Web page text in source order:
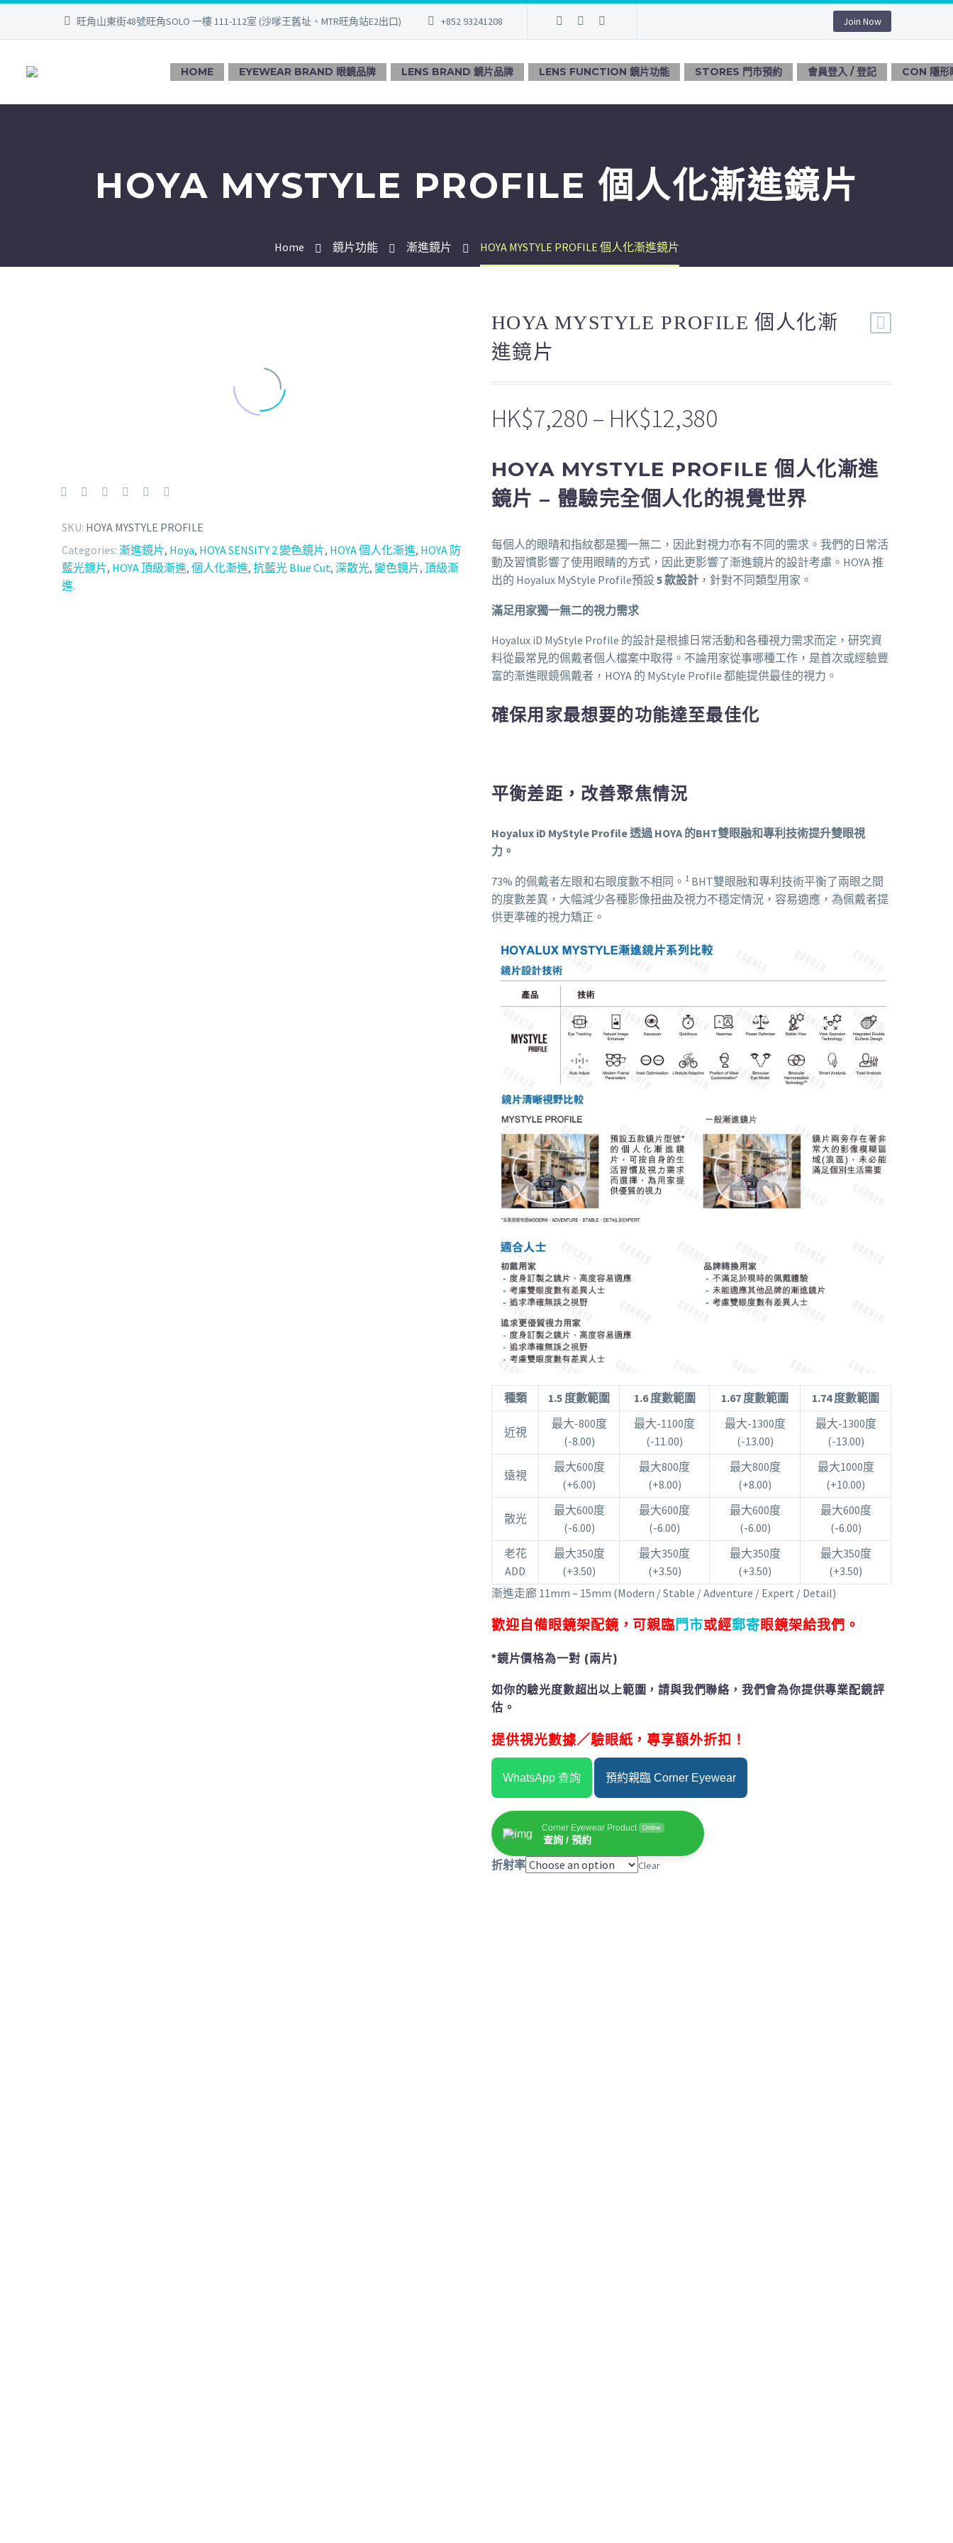
旺角山東街48號旺角SOLO 一樓 111-112室 (沙嗲王舊址、MTR旺角站E2出口) +852 93241208 Join Now
HOME EYEWEAR BRAND 眼鏡品牌 LENS BRAND 鏡片品牌 LENS FUNCTION 鏡片功能 STORES 門市預約 會員登入 / 登記 CON 隱形
HOYA MYSTYLE PROFILE 個人化漸進鏡片
Home 鏡片功能 漸進鏡片 HOYA MYSTYLE PROFILE 個人化漸進鏡片
SKU: HOYA MYSTYLE PROFILE
Categories: 漸進鏡片, Hoya, HOYA SENSITY 2 變色鏡片, HOYA 個人化漸進, HOYA 防
藍光鏡片, HOYA 頂級漸進, 個人化漸進, 抗藍光 Blue Cut, 深散光, 變色鏡片, 頂級漸
進.
HOYA MYSTYLE PROFILE 個人化漸
進鏡片
HK$7,280 – HK$12,380
HOYA MYSTYLE PROFILE 個人化漸進
鏡片 – 體驗完全個人化的視覺世界
每個人的眼晴和指紋都是獨一無二，因此對視力亦有不同的需求。我們的日常活
動及習慣影響了使用眼睛的方式，因此更影響了漸進鏡片的設計考慮。HOYA 推
出的 Hoyalux MyStyle Profile預設 5 款設計 ，針對不同類型用家。
滿足用家獨一無二的視力需求
Hoyalux iD MyStyle Profile 的設計是根據日常活動和各種視力需求而定，研究資
料從最常見的佩戴者個人檔案中取得。不論用家從事哪種工作，是首次或經驗豐
富的漸進眼鏡佩戴者，HOYA 的 MyStyle Profile 都能提供最佳的視力。
確保用家最想要的功能達至最佳化
平衡差距，改善聚焦情況
Hoyalux iD MyStyle Profile 透過 HOYA 的BHT雙眼融和專利技術提升雙眼視
力。
73% 的佩戴者左眼和右眼度數不相同。 1 BHT雙眼融和專利技術平衡了兩眼之間
的度數差異，大幅減少各種影像扭曲及視力不穩定情況，容易適應，為佩戴者提
供更準確的視力矯正。
種類 1.5 度數範圍 1.6 度數範圍 1.67 度數範圍 1.74 度數範圍
近視
最大-800度
(-8.00)
最大-1100度
(-11.00)
最大-1300度
(-13.00)
最大-1300度
(-13.00)
遠視
最大600度
(+6.00)
最大800度
(+8.00)
最大800度
(+8.00)
最大1000度
(+10.00)
散光
最大600度
(-6.00)
最大600度
(-6.00)
最大600度
(-6.00)
最大600度
(-6.00)
老花
ADD
最大350度
(+3.50)
最大350度
(+3.50)
最大350度
(+3.50)
最大350度
(+3.50)
漸進走廊 11mm – 15mm (Modern / Stable / Adventure / Expert / Detail)
歡迎自備眼鏡架配鏡，可親臨 門市或經郵寄眼鏡架給我們。
*鏡片價格為一對 (兩片)
如你的驗光度數超出以上範圍，請與我們聯絡，我們會為你提供專業配鏡評
估。
提供視光數據／驗眼紙，專享額外折扣！
WhatsApp 查詢 預約親臨 Corner Eyewear
Corner Eyewear Product Online
查詢 / 預約
折射率 Clear